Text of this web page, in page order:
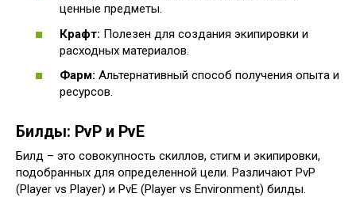
ценные предметы.
Крафт: Полезен для создания экипировки и
расходных материалов.
Фарм: Альтернативный способ получения опыта и
ресурсов.
Билды: PvP и PvE
Билд – это совокупность скиллов, стигм и экипировки,
подобранных для определенной цели. Различают PvP
(Player vs Player) и PvE (Player vs Environment) билды.